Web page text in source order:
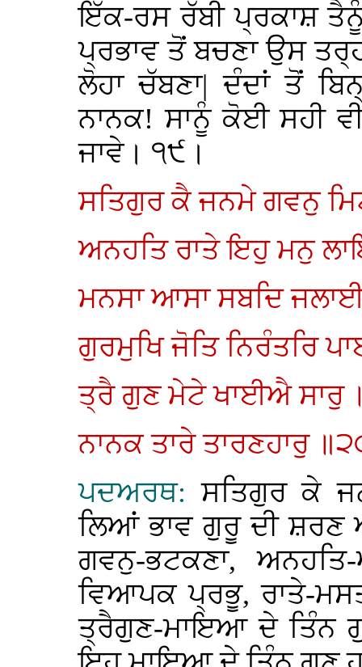
ਇੱਕ-ਰਸ ਰੱਬੀ ਪ੍ਰਕਾਸ਼
ਪ੍ਰਭਾਵ ਤੋਂ ਬਚਣਾ ਉਸ
ਲੋਹਾ ਚੱਬਣਾ| ਦੰਦਾਂ ਤੋਂ
ਨਾਨਕ! ਸਾਨੂੰ ਕੋਈ ਸਹੀ
ਜਾਵੇ। ੧੯।
ਸਤਿਗੁਰ ਕੈ ਜਨਮੇ ਗਵਨੁ
ਅਨਹਤਿ ਰਾਤੇ ਇਹੁ ਮਨੁ
ਮਨਸਾ ਆਸਾ ਸਬਦਿ
ਗੁਰਮੁਖਿ ਜੋਤਿ ਨਿਰੰਤਰਿ
ਤ੍ਰੈ ਗੁਣ ਮੇਟੇ ਖਾਈਐ ਸਾਰੁ
ਨਾਨਕ ਤਾਰੇ ਤਾਰਣਹਾਰੁ
ਪਦਅਰਥ:ਸਤਿਗੁਰ ਕੇ
ਲਿਆਂ ਭਾਵ ਗੁਰੂ ਦੀ ਸ਼ਰਣ
ਗਵਨੁ-ਭਟਕਣਾ,
ਵਿਆਪਕ ਪ੍ਰਭੂ, ਰਾਤੇ-
ਤ੍ਰੈਗੁਣ-ਮਾਇਆ ਦੇ ਤਿੰਨ